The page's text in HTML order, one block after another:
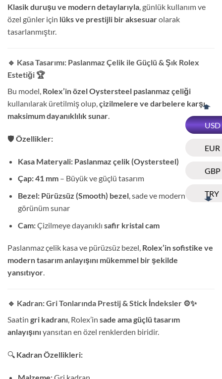
USD
EUR
GBP
TRY
Klasik duruşu ve modern detaylarıyla, günlük kullanım ve
özel günler için lüks ve prestijli bir aksesuarolarak
tasarlanmıştır.
🔹 Kasa Tasarımı: Paslanmaz Çelik ile Güçlü & Şık Rolex
Estetiği 🏆
Bu model, Rolex’in özel Oystersteel paslanmaz çeliği
kullanılarak üretilmiş olup,çizilmelere ve darbelere karşı
maksimum dayanıklılık sunar.
🛡️ Özellikler:
Kasa Materyali: Paslanmaz çelik (Oystersteel)
Çap:41 mm– Büyük ve güçlü tasarım
Bezel: Pürüzsüz (Smooth) bezel, sade ve modern bir
görünüm sunar
Cam:Çizilmeye dayanıklı safir kristal cam
Paslanmaz çelik kasa ve pürüzsüz bezel, Rolex’in sofistike ve
modern tasarım anlayışını mükemmel bir şekilde
yansıtıyor.
🔹 Kadran: Gri Tonlarında Prestij & Stick İndeksler ⚙️✨
Saatin gri kadranı, Rolex’in sade ama güçlü tasarım
anlayışınıyansıtan en özel renklerden biridir.
🔍 Kadran Özellikleri: